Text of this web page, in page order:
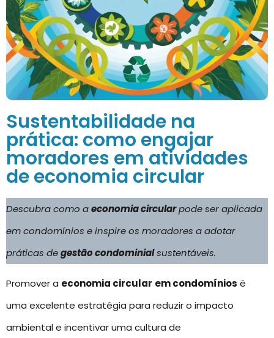
Sustentabilidade na
prática: como engajar
moradores em atividades
de economia circular
Descubra como aeconomia circularpode ser aplicada
em condomínios e inspire os moradores a adotar
práticas degestão condominialsustentáveis.
Promover a economia circular em condomínios é
uma excelente estratégia para reduzir o impacto
ambiental e incentivar uma cultura de